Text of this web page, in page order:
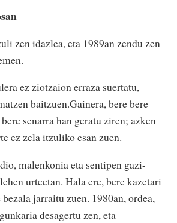
zen idazlea, eta 1989an zendu zen
ez ziotzaion erraza suertatu,
baitzuen.Gainera, bere bere
senarra han geratu ziren; azken
ez zela itzuliko esan zuen.
malenkonia eta sentipen gazi-
urteetan. Hala ere, bere kazetari
jarraitu zuen. 1980an, ordea,
desagertu zen, eta